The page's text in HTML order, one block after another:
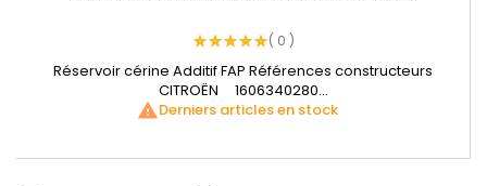
( 0 )
Réservoir cérine Additif FAP Références constructeurs
CITROËN 1606340280...
warningDerniers articles en stock